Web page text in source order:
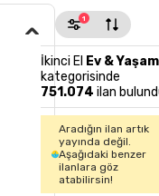
1
İkinci El Ev & Yaşam
kategorisinde
751.074 ilan
Aradığın ilan artık
yayında değil.
Aşağıdaki benzer
ilanlara göz
atabilirsin!